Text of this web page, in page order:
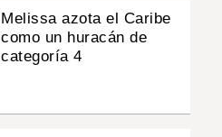
Melissa azota el Caribe
como un huracán de
categoría 4